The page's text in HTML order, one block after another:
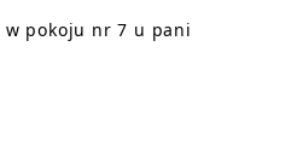
w pokoju nr 7 u pani